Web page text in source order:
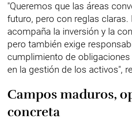
"Queremos que las áreas
futuro, pero con reglas claras.
acompaña la inversión y la
pero también exige
cumplimiento de
en la gestión de los activos",
Campos maduros,
concreta